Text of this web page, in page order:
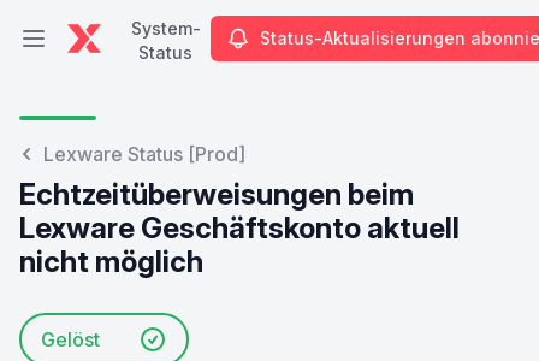
Hauptmenü öffnen
System-
Status
Status-Aktualisierungen
Lexware Status [Prod]
Echtzeitüberweisungen beim
Lexware Geschäftskonto aktuell
nicht möglich
Gelöst